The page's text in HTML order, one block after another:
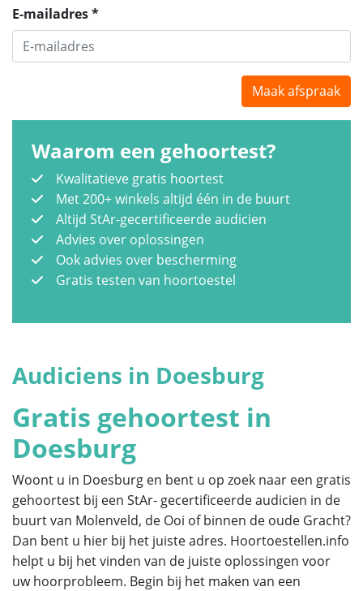
E-mailadres *
Maak afspraak
Waarom een gehoortest?
Kwalitatieve gratis hoortest
Met 200+ winkels altijd één in de buurt
Altijd StAr-gecertificeerde audicien
Advies over oplossingen
Ook advies over bescherming
Gratis testen van hoortoestel
Audiciens in Doesburg
Gratis gehoortest in
Doesburg
Woont u in Doesburg en bent u op zoek naar een gratis
gehoortest bij een StAr- gecertificeerde audicien in de
buurt van Molenveld, de Ooi of binnen de oude Gracht?
Dan bent u hier bij het juiste adres. Hoortoestellen.info
helpt u bij het vinden van de juiste oplossingen voor
uw hoorprobleem. Begin bij het maken van een